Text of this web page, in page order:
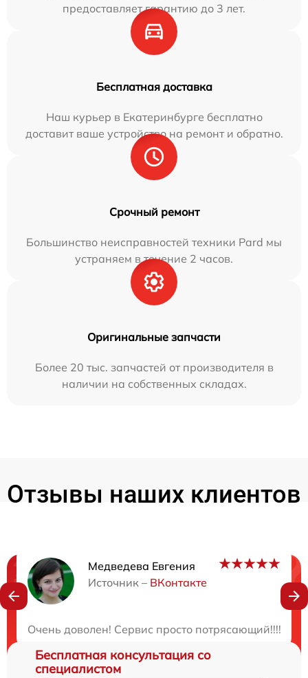
предоставляет гарантию до 3 лет.
Бесплатная доставка
Наш курьер в Екатеринбурге бесплатно
доставит ваше устройство на ремонт и обратно.
Срочный ремонт
Большинство неисправностей техники Pard мы
устраняем в течение 2 часов.
Оригинальные запчасти
Более 20 тыс. запчастей от производителя в
наличии на собственных складах.
Отзывы наших клиентов
Медведева Евгения
Источник – ВКонтакте
Очень доволен! Сервис просто потрясающий!!!!
Нужна консультация?
Бесплатная консультация со
специалистом